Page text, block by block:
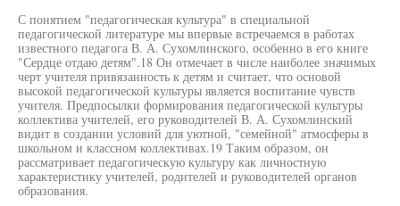
С понятием "педагогическая культура" в специальной
педагогической литературе мы впервые встречаемся в работах
известного педагога В. А. Сухомлинского, особенно в его книге
"Сердце отдаю детям".18 Он отмечает в числе наиболее значимых
черт учителя привязанность к детям и считает, что основой
высокой педагогической культуры является воспитание чувств
учителя. Предпосылки формирования педагогической культуры
коллектива учителей, его руководителей В. А. Сухомлинский
видит в создании условий для уютной, "семейной" атмосферы в
школьном и классном коллективах.19 Таким образом, он
рассматривает педагогическую культуру как личностную
характеристику учителей, родителей и руководителей органов
образования.